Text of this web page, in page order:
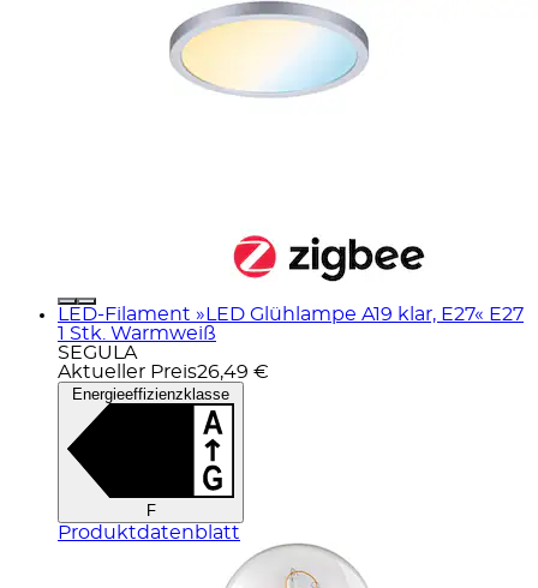
LED-Filament »LED Glühlampe A19 klar, E27« E27
1 Stk. Warmweiß
SEGULA
Aktueller Preis26,49 €
Energieeffizienzklasse
F
Produktdatenblatt